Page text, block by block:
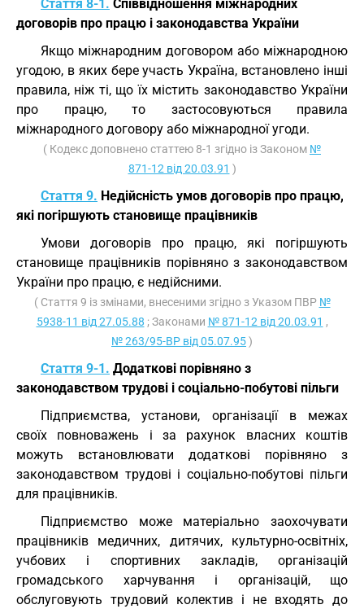
Стаття 8-1. Співвідношення міжнародних
договорів про працю і законодавства України
Якщо міжнародним договором або міжнародною
угодою, в яких бере участь Україна, встановлено інші
правила, ніж ті, що їх містить законодавство України
про працю, то застосовуються правила
міжнародного договору або міжнародної угоди.
( Кодекс доповнено статтею 8-1 згідно із Законом №
871-12 від 20.03.91 )
Стаття 9. Недійсність умов договорів про працю,
які погіршують становище працівників
Умови договорів про працю, які погіршують
становище працівників порівняно з законодавством
України про працю, є недійсними.
( Стаття 9 із змінами, внесеними згідно з Указом ПВР №
5938-11 від 27.05.88 ; Законами № 871-12 від 20.03.91 ,
№ 263/95-ВР від 05.07.95)
Стаття 9-1. Додаткові порівняно з
законодавством трудові і соціально-побутові пільги
Підприємства, установи, організації в межах
своїх повноважень і за рахунок власних коштів
можуть встановлювати додаткові порівняно з
законодавством трудові і соціально-побутові пільги
для працівників.
Підприємство може матеріально заохочувати
працівників медичних, дитячих, культурно-освітніх,
учбових і спортивних закладів, організацій
громадського харчування і організацій, що
обслуговують трудовий колектив і не входять до